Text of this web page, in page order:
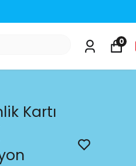
0
Kartı